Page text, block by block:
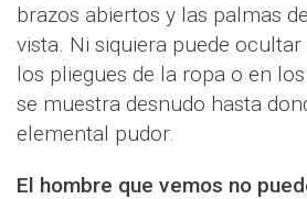
brazos abiertos y las palmas
vista. Ni siquiera puede
los pliegues de la ropa o en
se muestra desnudo hasta
elemental pudor.
El hombre que vemos no